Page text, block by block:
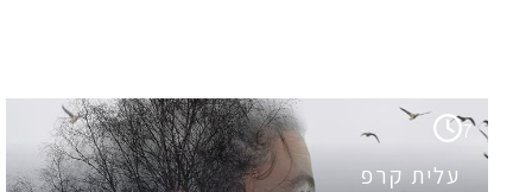
7
עלית קרפ